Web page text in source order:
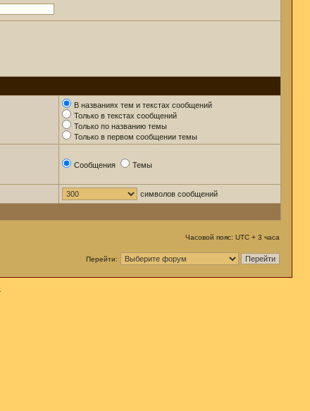
В названиях тем и текстах сообщений
Только в текстах сообщений
Только по названию темы
Только в первом сообщении темы
Сообщения Темы
символов сообщений
Часовой пояс: UTC + 3 часа
Перейти: